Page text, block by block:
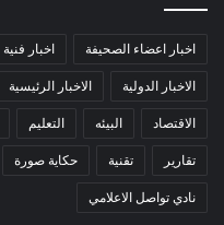
اخبار اعضاء الصحيفة اخبار فنية
الاخبار الدولية الاخبار الرئيسية
الاقتصاد البيئه التعليم
تقارير تقنية حكاية صورة
نادي تواصل الاعلامي